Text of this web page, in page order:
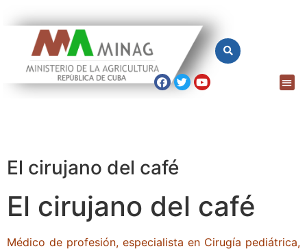
El cirujano del café
El cirujano del café
Médico de profesión, especialista en Cirugía pediátrica,